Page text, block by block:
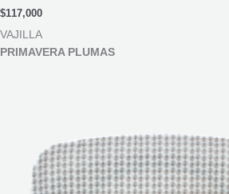
$117,000
VAJILLA
PRIMAVERA PLUMAS